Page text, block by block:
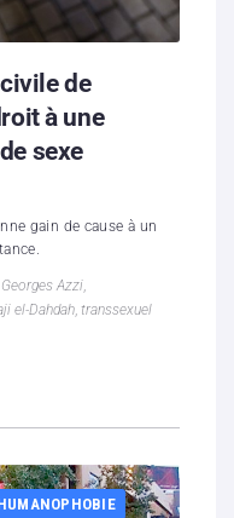
de
à une
sexe
gain de cause à un
Georges Azzi
el-Dahdah transsexuel